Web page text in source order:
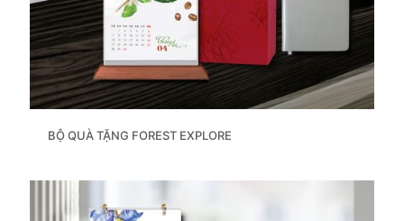
BỘ QUÀ TẶNG FOREST EXPLORE